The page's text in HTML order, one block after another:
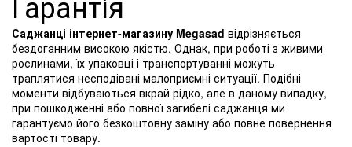
Саджанці інтернет-магазину Megasad відрізняється
бездоганним високою якістю. Однак, при роботі з живими
рослинами, їх упаковці і транспортуванні можуть
траплятися несподівані малоприємні ситуації. Подібні
моменти відбуваються вкрай рідко, але в даному випадку,
при пошкодженні або повної загибелі саджанця ми
гарантуємо його безкоштовну заміну або повне повернення
вартості товару.